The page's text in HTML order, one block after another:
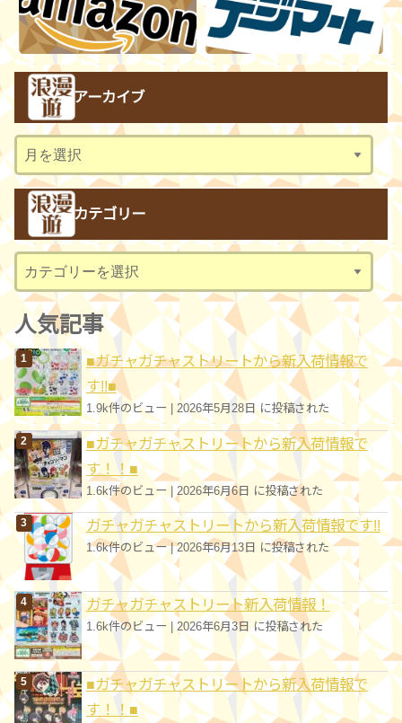
アーカイブ
ア
ー
ブ
カテゴリー
カ
テ
ゴ
リ
ー
人気記事
■ガチャガチャストリートから新入荷情報で
す!!■
1.9k件のビュー 2026年5月28日 に投稿された
■ガチャガチャストリートから新入荷情報で
す！！■
1.6k件のビュー| 2026年6月6日 に投稿された
ガチャガチャストリートから新入荷情報です!!
1.6k件のビュー|2026年6月13日 に投稿された
ガチャガチャストリート新入荷情報！
1.6k件のビュー |2026年6月3日 に投稿された
■ガチャガチャストリートから新入荷情報で
す！！■